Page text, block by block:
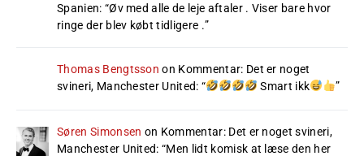
Spanien: “Øv med alle de leje aftaler . Viser bare hvor
ringe der blev købt tidligere .”
Thomas Bengtsson on Kommentar: Det er noget
svineri, Manchester United: “ Smart ikk ”
Søren Simonsen on Kommentar: Det er noget svineri,
Manchester United: “Men lidt komisk at læse den her